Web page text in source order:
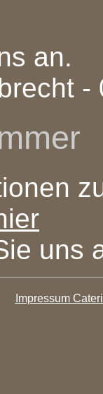
an.
-
uns
Impressum